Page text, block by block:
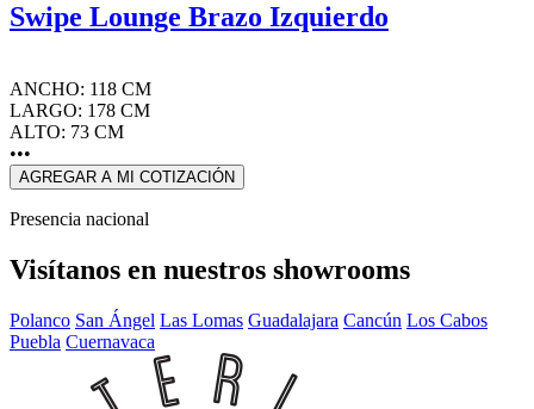
Swipe Lounge Brazo Izquierdo
ANCHO: 118 CM
LARGO: 178 CM
ALTO: 73 CM
•••
AGREGAR A MI COTIZACIÓN
Presencia nacional
Visítanos en nuestros showrooms
Polanco San Ángel Las Lomas Guadalajara Cancún Los Cabos
Puebla Cuernavaca